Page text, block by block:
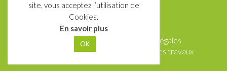
Partenaires
Mentions Légales
Données personnelles
Ma maison mes travaux
site, vous acceptez l’utilisation de
Cookies.
En savoir plus
OK